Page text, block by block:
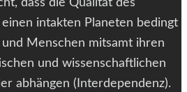
intakten Planeten bedingt
Menschen mitsamt ihren
und wissenschaftlichen
abhängen (Interdependenz).